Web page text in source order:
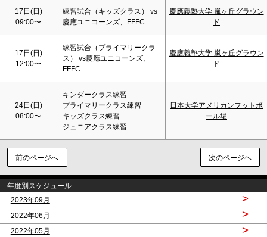
17日(日)
09:00〜
練習試合（キッズクラス） vs
慶應ユニコーンズ、FFFC
慶應義塾大学 嵐ヶ丘グラウン
ド
17日(日)
12:00〜
練習試合（プライマリークラ
ス） vs慶應ユニコーンズ、
FFFC
慶應義塾大学 嵐ヶ丘グラウン
ド
24日(日)
08:00〜
キンダークラス練習
プライマリークラス練習
キッズクラス練習
ジュニアクラス練習
日本大学アメリカンフットボ
ール場
前のページへ 次のページヘ
年度別スケジュール
2023年09月
>
2022年06月 >
2022年05月 >